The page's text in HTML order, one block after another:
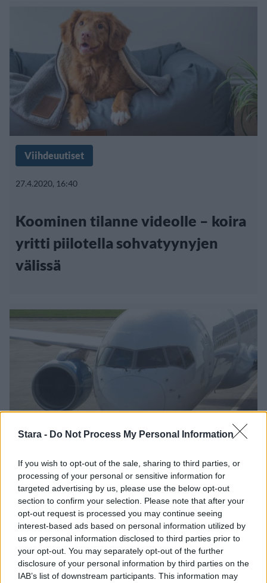
Stara - Do Not Process My Personal Information
If you wish to opt-out of the sale, sharing to third parties, or
processing of your personal or sensitive information for
targeted advertising by us, please use the below opt-out
section to confirm your selection. Please note that after your
opt-out request is processed you may continue seeing
interest-based ads based on personal information utilized by
us or personal information disclosed to third parties prior to
your opt-out. You may separately opt-out of the further
disclosure of your personal information by third parties on the
IAB’s list of downstream participants. This information may
Viihdeuutiset
27.4.2020, 16:40
Koominen tilanne videolle – koira
yritti piilotella sohvatyynyjen
välissä
Koti & Asuminen Lifestyle
7.2.2020, 20:40
Tukes varoittaa: Lutikka leviää
matkatavaroissa ja käytetyissä
huonekaluissa